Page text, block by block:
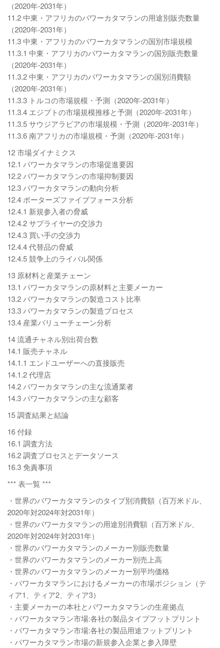
（2020年-2031年）
11.2 中東・アフリカのパワーカタマランの用途別販売数量
（2020年-2031年）
11.3 中東・アフリカのパワーカタマランの国別市場規模
11.3.1 中東・アフリカのパワーカタマランの国別販売数量
（2020年-2031年）
11.3.2 中東・アフリカのパワーカタマランの国別消費額
（2020年-2031年）
11.3.3 トルコの市場規模・予測（2020年-2031年）
11.3.4 エジプトの市場規模推移と予測（2020年-2031年）
11.3.5 サウジアラビアの市場規模・予測（2020年-2031年）
11.3.6 南アフリカの市場規模・予測（2020年-2031年）
12 市場ダイナミクス
12.1 パワーカタマランの市場促進要因
12.2 パワーカタマランの市場抑制要因
12.3 パワーカタマランの動向分析
12.4 ポーターズファイブフォース分析
12.4.1 新規参入者の脅威
12.4.2 サプライヤーの交渉力
12.4.3 買い手の交渉力
12.4.4 代替品の脅威
12.4.5 競争上のライバル関係
13 原材料と産業チェーン
13.1 パワーカタマランの原材料と主要メーカー
13.2 パワーカタマランの製造コスト比率
13.3 パワーカタマランの製造プロセス
13.4 産業バリューチェーン分析
14 流通チャネル別出荷台数
14.1 販売チャネル
14.1.1 エンドユーザーへの直接販売
14.1.2 代理店
14.2 パワーカタマランの主な流通業者
14.3 パワーカタマランの主な顧客
15 調査結果と結論
16 付録
16.1 調査方法
16.2 調査プロセスとデータソース
16.3 免責事項
*** 表一覧 ***
・世界のパワーカタマランのタイプ別消費額（百万米ドル、
2020年対2024年対2031年）
・世界のパワーカタマランの用途別消費額（百万米ドル、
2020年対2024年対2031年）
・世界のパワーカタマランのメーカー別販売数量
・世界のパワーカタマランのメーカー別売上高
・世界のパワーカタマランのメーカー別平均価格
・パワーカタマランにおけるメーカーの市場ポジション（テ
ィア1、ティア2、ティア3）
・主要メーカーの本社とパワーカタマランの生産拠点
・パワーカタマラン市場:各社の製品タイプフットプリント
・パワーカタマラン市場:各社の製品用途フットプリント
・パワーカタマラン市場の新規参入企業と参入障壁